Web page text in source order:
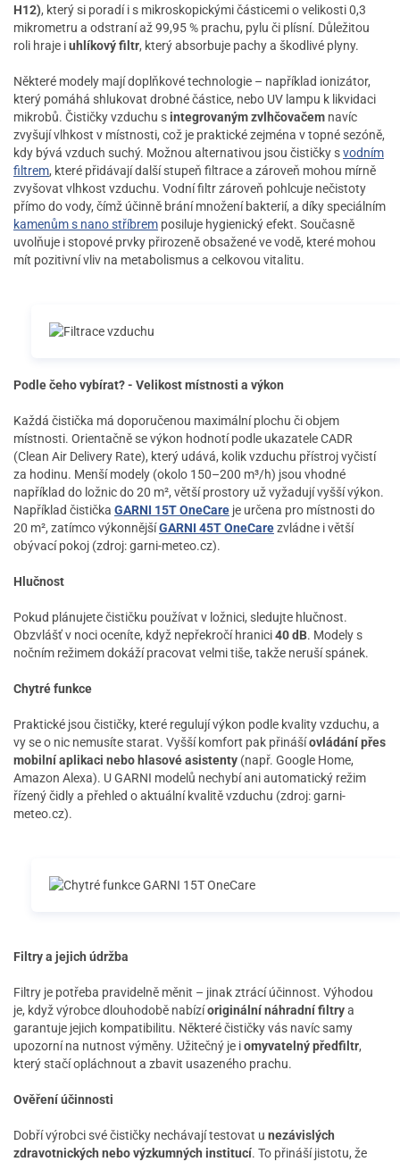
H12), který si poradí i s mikroskopickými částicemi o velikosti 0,3
mikrometru a odstraní až 99,95 % prachu, pylu či plísní. Důležitou
roli hraje iuhlíkový filtr, který absorbuje pachy a škodlivé plyny.
Některé modely mají doplňkové technologie – například ionizátor,
který pomáhá shlukovat drobné částice, nebo UV lampu k likvidaci
mikrobů. Čističky vzduchu s integrovaným zvlhčovačem navíc
zvyšují vlhkost v místnosti, což je praktické zejména v topné sezóně,
kdy bývá vzduch suchý. Možnou alternativou jsou čističky svodním
filtrem, které přidávají další stupeň filtrace a zároveň mohou mírně
zvyšovat vlhkost vzduchu. Vodní filtr zároveň pohlcuje nečistoty
přímo do vody, čímž účinně brání množení bakterií, a díky speciálním
kamenům s nano stříbrem posiluje hygienický efekt. Současně
uvolňuje i stopové prvky přirozeně obsažené ve vodě, které mohou
mít pozitivní vliv na metabolismus a celkovou vitalitu.
Podle čeho vybírat? - Velikost místnosti a výkon
Každá čistička má doporučenou maximální plochu či objem
místnosti. Orientačně se výkon hodnotí podle ukazatele CADR
(Clean Air Delivery Rate), který udává, kolik vzduchu přístroj vyčistí
za hodinu. Menší modely (okolo 150–200 m³/h) jsou vhodné
například do ložnic do 20 m², větší prostory už vyžadují vyšší výkon.
Například čistička GARNI 15T OneCare je určena pro místnosti do
20 m², zatímco výkonnějšíGARNI 45T OneCarezvládne i větší
obývací pokoj (zdroj: garni-meteo.cz).
Hlučnost
Pokud plánujete čističku používat v ložnici, sledujte hlučnost.
Obzvlášť v noci oceníte, když nepřekročí hranici40 dB. Modely s
nočním režimem dokáží pracovat velmi tiše, takže neruší spánek.
Chytré funkce
Praktické jsou čističky, které regulují výkon podle kvality vzduchu, a
vy se o nic nemusíte starat. Vyšší komfort pak přinášíovládání přes
mobilní aplikaci nebo hlasové asistenty (např. Google Home,
Amazon Alexa). U GARNI modelů nechybí ani automatický režim
řízený čidly a přehled o aktuální kvalitě vzduchu (zdroj: garni-
meteo.cz).
Filtry a jejich údržba
Filtry je potřeba pravidelně měnit – jinak ztrácí účinnost. Výhodou
je, když výrobce dlouhodobě nabízíoriginální náhradní filtrya
garantuje jejich kompatibilitu. Některé čističky vás navíc samy
upozorní na nutnost výměny. Užitečný je iomyvatelný předfiltr,
který stačí opláchnout a zbavit usazeného prachu.
Ověření účinnosti
Dobří výrobci své čističky nechávají testovat u nezávislých
zdravotnických nebo výzkumných institucí. To přináší jistotu, že